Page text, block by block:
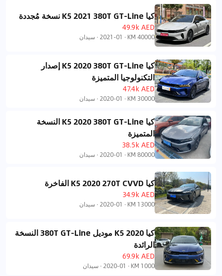
كيا K5 2021 380T GT-Line نسخة مُجددة
49.9k AED
40000 KM
·
2021-01
· سيدان
كيا K5 2020 380T GT-Line إصدار
التكنولوجيا المتميزة
47.4k AED
30000 KM
·
2020-01
· سيدان
كيا K5 2020 380T GT-Line النسخة
المتميزة
38.5k AED
80000 KM
·
2020-01
· سيدان
كيا K5 2020 270T CVVD الفاخرة
34.9k AED
13000 KM
·
2020-01
· سيدان
كيا K5 2020 موديل 380T GT-Line النسخة
الرائدة
69.9k AED
1000 KM
·
2020-01
· سيدان